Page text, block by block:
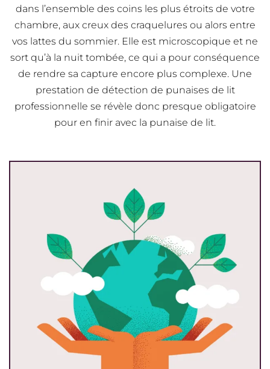
dans l’ensemble des coins les plus étroits de votre
chambre, aux creux des craquelures ou alors entre
vos lattes du sommier. Elle est microscopique et ne
sort qu’à la nuit tombée, ce qui a pour conséquence
de rendre sa capture encore plus complexe. Une
prestation de détection de punaises de lit
professionnelle se révèle donc presque obligatoire
pour en finir avec la punaise de lit.